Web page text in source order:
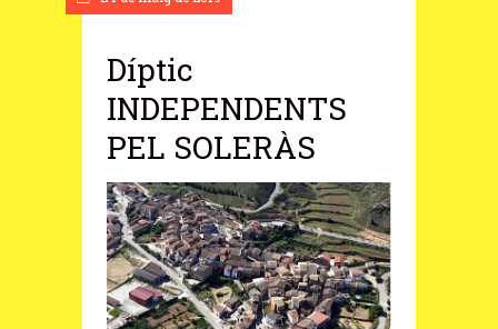
Díptic
INDEPENDENTS
PEL SOLERÀS